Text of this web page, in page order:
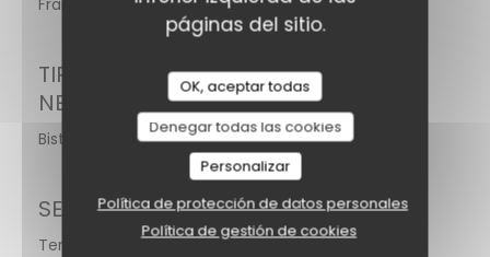
páginas del sitio.
OK, aceptar todas
Denegar todas las cookies
Personalizar
Política de protección de datos personales
Política de gestión de cookies
Francesa, Belga
TIPO DE
NEGOCIO
Bistro
SERVICIOS
Terraza Cuatro Estaciones